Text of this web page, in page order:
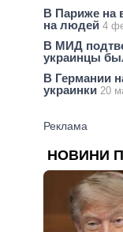
В Париже на
на людей 4
В МИД
украинцы
В Германии
украинки 20